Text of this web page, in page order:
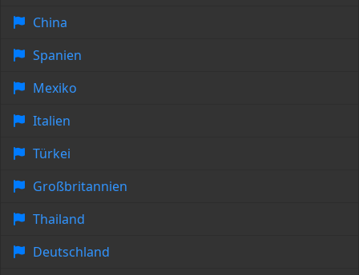
China
Spanien
Mexiko
Italien
Türkei
Großbritannien
Thailand
Deutschland